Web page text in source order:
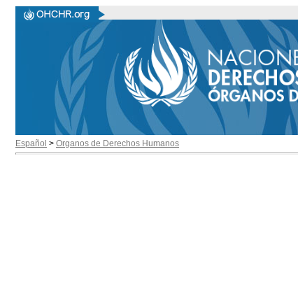
Español > Organos de Derechos Humanos